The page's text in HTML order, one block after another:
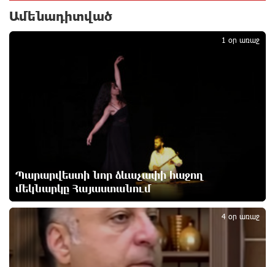
ԱՄՆ-ը հանել է Իրանի ԻՀՊԿ-ին առնչվող երկու
ինքնաթիռի և երեք ավիաընկերության նկատմամբ
պատժամիջոցները
Լոնդոնի կենտրոնում զինված անձը դանակով
հարձակում է գործել. 4 վիրավոր կա
Ռուսական ԱԹՍ-ներ արտադրող ընկերության
ղեկավարի դեմ մահափորձ է կատարվել
5 ժամ առաջ
4 մեդալ՝ մաթեմատիկական միջազգային
ուսանողական օլիմպիադայում
Ամենադիտված
Պարարվեստի նոր ձևաչափի հաջող
մեկնարկը Հայաստանում
1 օր առաջ
1
4 օր առաջ
2